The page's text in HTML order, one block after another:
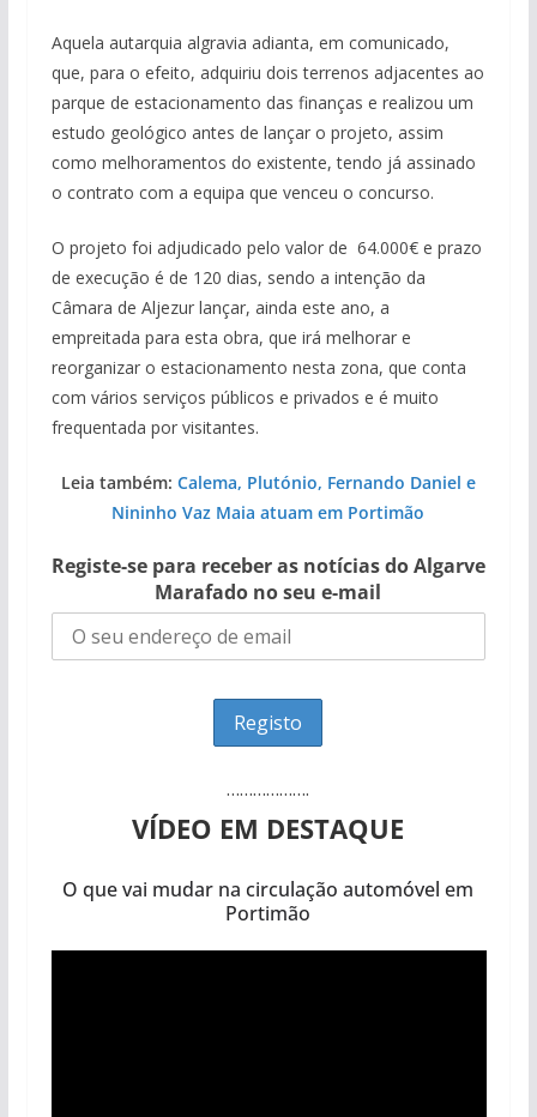
Aquela autarquia algravia adianta, em comunicado,
que, para o efeito, adquiriu dois terrenos adjacentes ao
parque de estacionamento das finanças e realizou um
estudo geológico antes de lançar o projeto, assim
como melhoramentos do existente, tendo já assinado
o contrato com a equipa que venceu o concurso.
O projeto foi adjudicado pelo valor de 64.000€ e prazo
de execução é de 120 dias, sendo a intenção da
Câmara de Aljezur lançar, ainda este ano, a
empreitada para esta obra, que irá melhorar e
reorganizar o estacionamento nesta zona, que conta
com vários serviços públicos e privados e é muito
frequentada por visitantes.
Leia também: Calema, Plutónio, Fernando Daniel e
Nininho Vaz Maia atuam em Portimão
Registe-se para receber as notícias do Algarve
Marafado no seu e-mail
……………….
VÍDEO EM DESTAQUE
O que vai mudar na circulação automóvel em
Portimão